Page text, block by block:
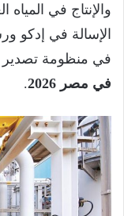
والإنتاج في
الإسالة في إدكو
في منظومة تصدير
في مصر 2026
.